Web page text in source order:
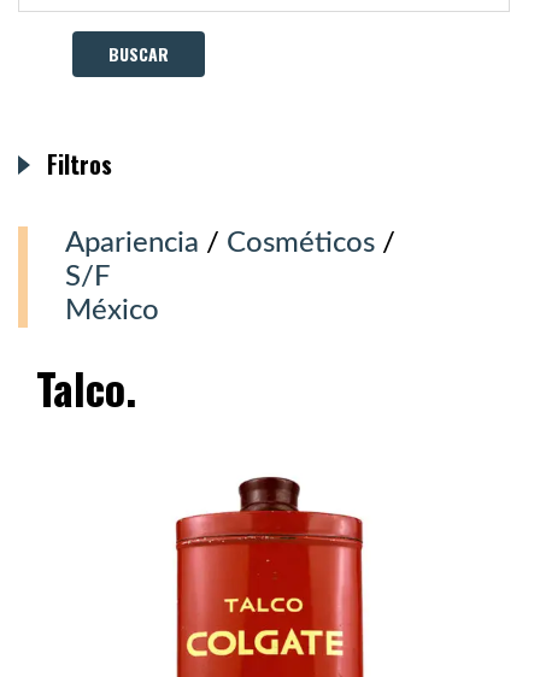
Apariencia / Cosméticos /
S/F
México
Talco.
Filtros